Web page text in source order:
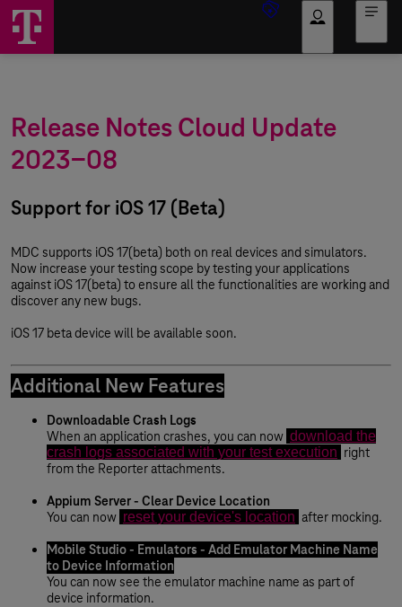
Release Notes Cloud Update
2023-08
Support for iOS 17 (Beta)
MDC supports iOS 17(beta) both on real devices and simulators.
Now increase your testing scope by testing your applications
against iOS 17(beta) to ensure all the functionalities are working and
discover any new bugs.
iOS 17 beta device will be available soon.
Additional New Features
Downloadable Crash Logs
When an application crashes, you can now download the
crash logs associated with your test execution right
from the Reporter attachments.
Appium Server - Clear Device Location
You can now reset your device's location after mocking.
Mobile Studio - Emulators - Add Emulator Machine Name
to Device Information
You can now see the emulator machine name as part of
device information.